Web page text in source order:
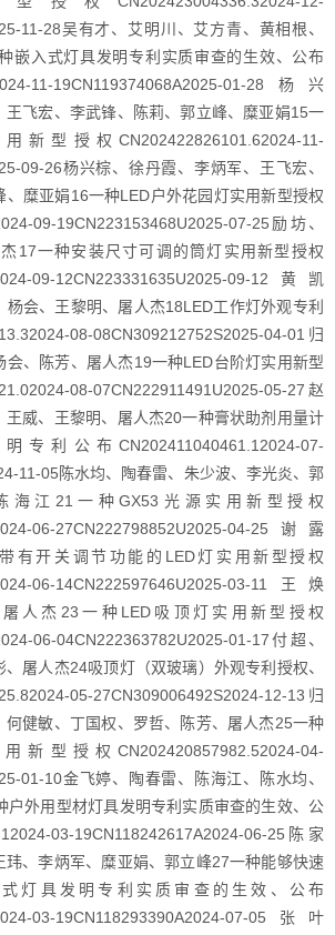
11-28吴有才、艾明川、艾方青、黄相根、
嵌入式灯具发明专利实质审查的生效、公布
11-19CN119374068A2025-01-28杨兴
王飞宏、李武锋、陈莉、郭立峰、糜亚娟15一
型授权CN202422826101.62024-11-
09-26杨兴棕、徐丹霞、李炳军、王飞宏、
、糜亚娟16一种LED户外花园灯实用新型授权
09-19CN223153468U2025-07-25励坊、
17一种安装尺寸可调的筒灯实用新型授权
09-12CN223331635U2025-09-12黄凯
会、王黎明、屠人杰18LED工作灯外观专利
08-08CN309212752S2025-04-01归
会、陈芳、屠人杰19一种LED台阶灯实用新型
08-07CN222911491U2025-05-27赵
王威、王黎明、屠人杰20一种膏状助剂用量计
利公布CN202411040461.12024-07-
11-05陈水均、陶春雷、朱少波、李光炎、郭
海江21一种GX53光源实用新型授权
06-27CN222798852U2025-04-25谢露
有开关调节功能的LED灯实用新型授权
06-14CN222597646U2025-03-11王焕
人杰23一种LED吸顶灯实用新型授权
06-04CN222363782U2025-01-17付超、
屠人杰24吸顶灯（双玻璃）外观专利授权、
05-27CN309006492S2024-12-13归
何健敏、丁国权、罗哲、陈芳、屠人杰25一种
型授权CN202420857982.52024-04-
01-10金飞婷、陶春雷、陈海江、陈水均、
户外用型材灯具发明专利实质审查的生效、公
03-19CN118242617A2024-06-25陈家
玮、李炳军、糜亚娟、郭立峰27一种能够快速
灯具发明专利实质审查的生效、公布
03-19CN118293390A2024-07-05张叶